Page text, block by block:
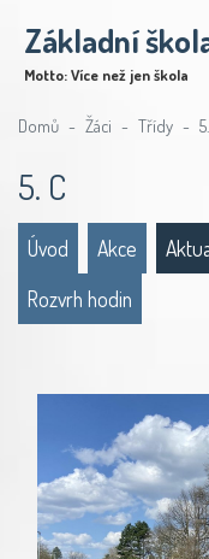
Základní
Motto: Více než jen škola
Domů Žáci Třídy
5. C
Úvod Akce
Rozvrh hodin